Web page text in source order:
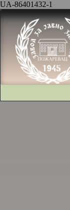
UA-86401432-1